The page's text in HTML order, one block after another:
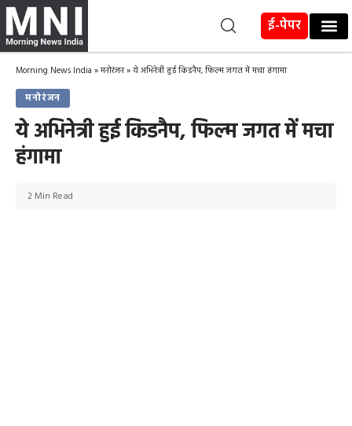
ई-पेपर
Morning News India »मनोरंजन»ये अभिनेत्री हुई किडनैप, फिल्म जगत में मचा हंगामा
मनोरंजन
ये अभिनेत्री हुई किडनैप, फिल्म जगत में मचा
हंगामा
2 Min Read